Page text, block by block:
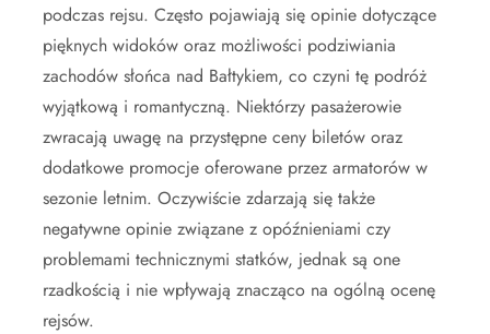
podczas rejsu. Często pojawiają się opinie dotyczące
pięknych widoków oraz możliwości podziwiania
zachodów słońca nad Bałtykiem, co czyni tę podróż
wyjątkową i romantyczną. Niektórzy pasażerowie
zwracają uwagę na przystępne ceny biletów oraz
dodatkowe promocje oferowane przez armatorów w
sezonie letnim. Oczywiście zdarzają się także
negatywne opinie związane z opóźnieniami czy
problemami technicznymi statków, jednak są one
rzadkością i nie wpływają znacząco na ogólną ocenę
rejsów.